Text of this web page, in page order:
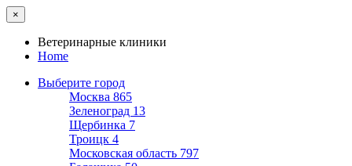
×
Ветеринарные клиники
Home
Выберите город
Москва 865
Зеленоград 13
Щербинка 7
Троицк 4
Московская область 797